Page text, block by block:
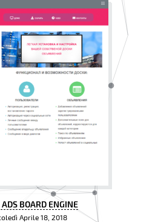
BOARD ENGINE
Aprile 18, 2018